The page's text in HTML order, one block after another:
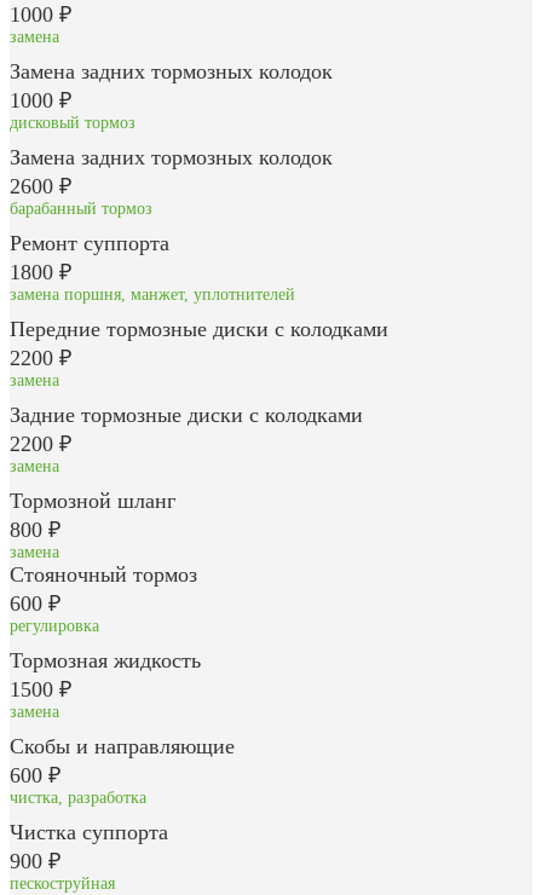
1000 ₽
замена
Замена задних тормозных колодок
1000 ₽
дисковый тормоз
Замена задних тормозных колодок
2600 ₽
барабанный тормоз
Ремонт суппорта
1800 ₽
замена поршня, манжет, уплотнителей
Передние тормозные диски с колодками
2200 ₽
замена
Задние тормозные диски с колодками
2200 ₽
замена
Тормозной шланг
800 ₽
замена
Стояночный тормоз
600 ₽
регулировка
Тормозная жидкость
1500 ₽
замена
Скобы и направляющие
600 ₽
чистка, разработка
Чистка суппорта
900 ₽
пескоструйная